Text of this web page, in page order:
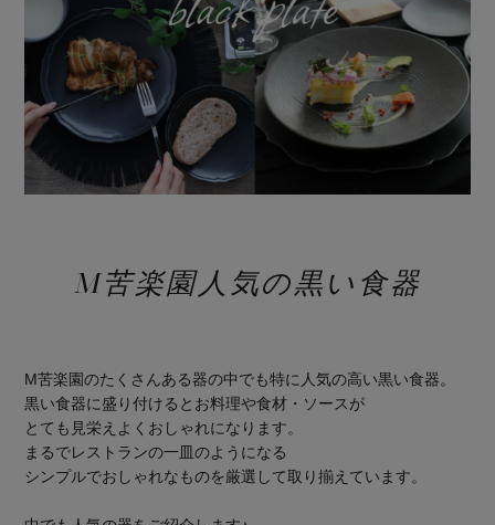
M苦楽園人気の黒い食器
M苦楽園のたくさんある器の中でも特に人気の高い黒い食器。
黒い食器に盛り付けるとお料理や食材・ソースが
とても見栄えよくおしゃれになります。
まるでレストランの一皿のようになる
シンプルでおしゃれなものを厳選して取り揃えています。